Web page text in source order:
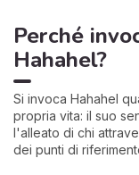
Perché
Hahahel?
Si invoca Hahahel
propria vita: il suo
l'alleato di chi
dei punti di